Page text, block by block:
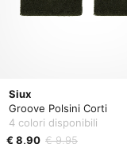
Siux
Groove Polsini Corti
4 colori disponibili
€ 8,90 € 9,95